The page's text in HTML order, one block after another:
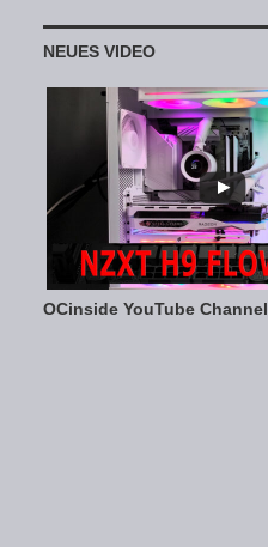
NEUES VIDEO
OCinside YouTube Channel